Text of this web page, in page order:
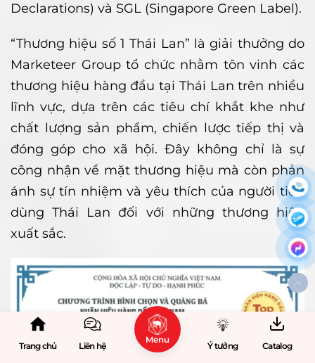
Declarations) và SGL (Singapore Green Label).
“Thương hiệu số 1 Thái Lan” là giải thưởng do
Marketeer Group tổ chức nhằm tôn vinh các
thương hiệu hàng đầu tại Thái Lan trên nhiều
lĩnh vực, dựa trên các tiêu chí khắt khe như
chất lượng sản phẩm, chiến lược tiếp thị và
đóng góp cho xã hội. Đây không chỉ là sự
công nhận về mặt thương hiệu mà còn phản
ánh sự tín nhiệm và yêu thích của người tiêu
dùng Thái Lan đối với những thương hiệu
xuất sắc.
Trang chủ Liên hệ
Menu
Ý tưởng Catalog